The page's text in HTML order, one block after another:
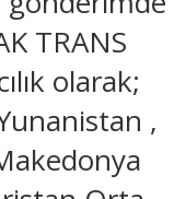
TRANS
olarak;
,